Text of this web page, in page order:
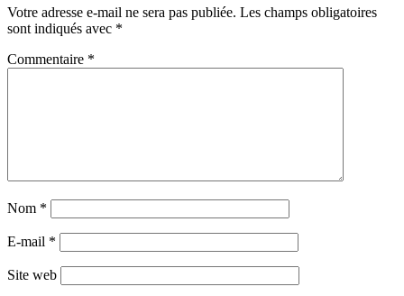
Votre adresse e-mail ne sera pas publiée. Les champs obligatoires
sont indiqués avec *
Commentaire *
Nom *
E-mail *
Site web